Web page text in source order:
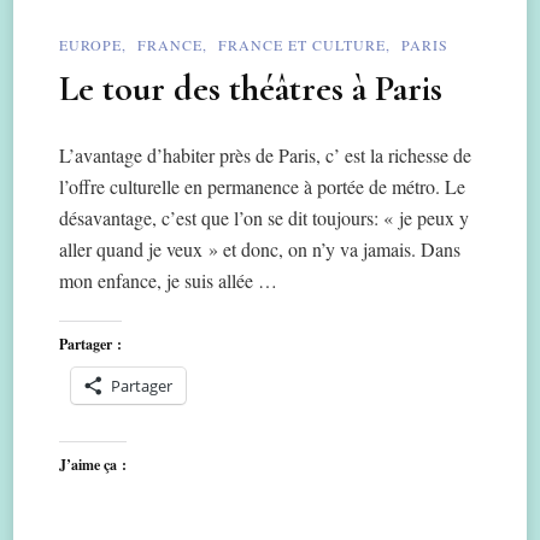
EUROPE FRANCE FRANCE ET CULTURE PARIS
Le tour des théâtres à Paris
L’avantage d’habiter près de Paris, c’ est la richesse de
l’offre culturelle en permanence à portée de métro. Le
désavantage, c’est que l’on se dit toujours: « je peux y
aller quand je veux » et donc, on n’y va jamais. Dans
mon enfance, je suis allée …
Partager :
Partager
J’aime ça :